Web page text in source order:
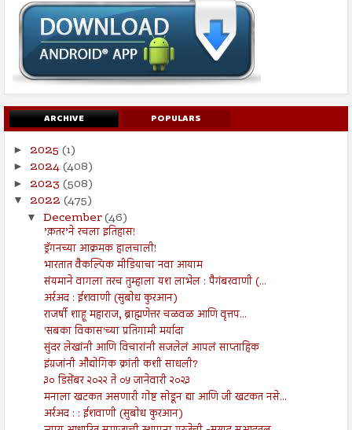
ARCHIVE POPULARS
► 2025 (1)
► 2024(408)
► 2023 (508)
▼ 2022 (475)
▼ December(46)
’क़तर’ने रचला इतिहास!
ड्रॅगनच्या आक्रमक हालचाली!
भारतात वैकल्पिक मीडियाचा नवा आयाम
संयमाने वागला तरच तुम्हाला यश लाभेल : पैगंबरवाणी (...
अर्रअद : ईशवाणी (सुबोध कुरआन)
राजर्षी शाहू महाराज, ब्राह्मणेत्तर चळवळ आणि वृत्तप...
'सबका विकास'च्या प्रतिगामी मर्यादा
सुंदर लेखांनी आणि विचारांनी सजलेलं आपलं साप्ताहिक
इंग्रजांनी औद्योगिक क्रांती कशी साधली?
३० डिसेंबर २०२२ ते ०५ जानेवारी २०२३
मनाला खटकत असणारी गोष्ट सोडून द्या आणि जी खटकत नसे...
अर्रअद : : ईशवाणी (सुबोध कुरआन)